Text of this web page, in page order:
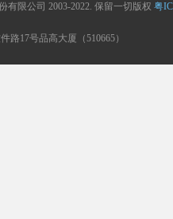
有限公司 2003-2022. 保留一切版权 粤
路17号品高大厦（510665）